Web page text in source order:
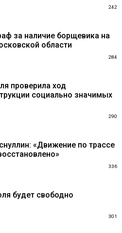
242
за наличие борщевика на
области
284
проверила ход
социально значимых
290
«Движение по трассе
336
будет свободно
301